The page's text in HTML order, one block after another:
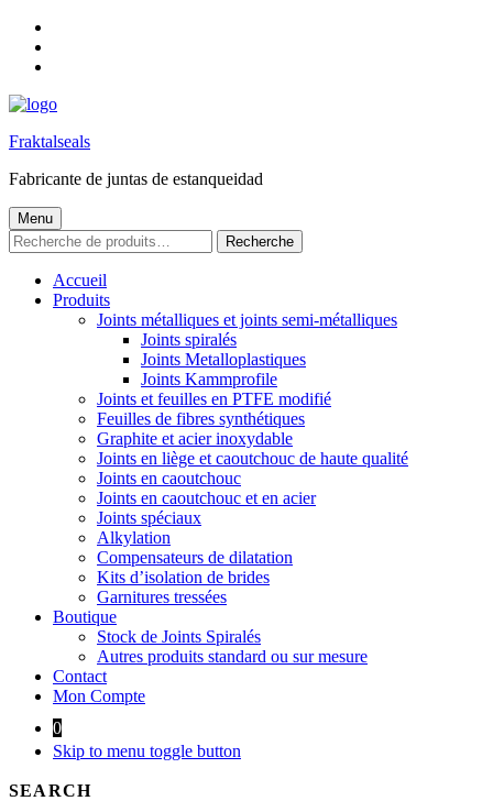
content
footer
Fraktalseals
Fabricante de juntas de estanqueidad
Menu
RECHERCHE
POUR :
Recherche
Accueil
Produits
Joints métalliques et joints semi-métalliques
Joints spiralés
Joints Metalloplastiques
Joints Kammprofile
Joints et feuilles en PTFE modifié
Feuilles de fibres synthétiques
Graphite et acier inoxydable
Joints en liège et caoutchouc de haute qualité
Joints en caoutchouc
Joints en caoutchouc et en acier
Joints spéciaux
Alkylation
Compensateurs de dilatation
Kits d’isolation de brides
Garnitures tressées
Boutique
Stock de Joints Spiralés
Autres produits standard ou sur mesure
Contact
Mon Compte
0
Skip to menu toggle button
SEARCH